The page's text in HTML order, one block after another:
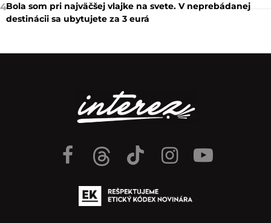
4Bola som pri najväčšej vlajke na svete. V neprebádanej
destinácii sa ubytujete za 3 eurá